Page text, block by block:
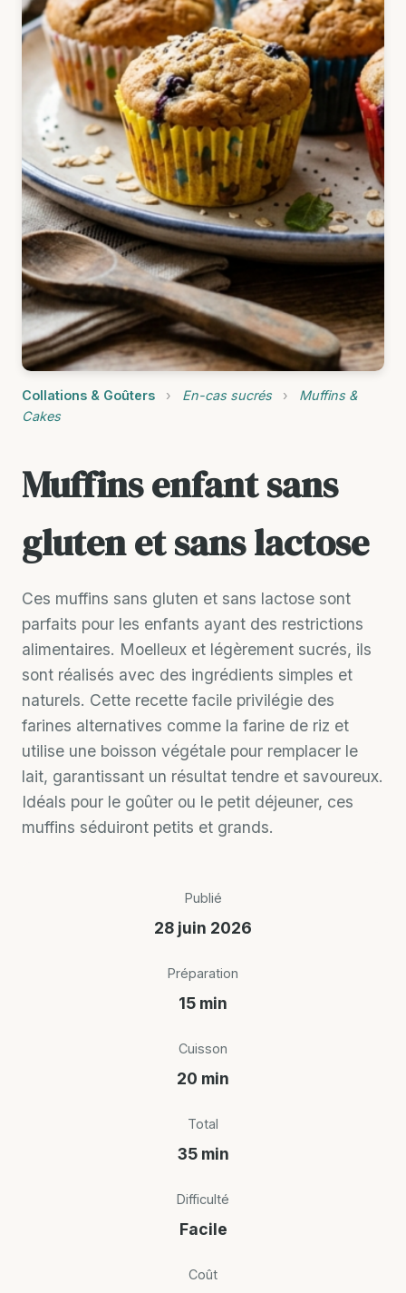
Collations & Goûters › En-cas sucrés ›
Muffins &
Cakes
Muffins enfant sans
gluten et sans lactose
Ces muffins sans gluten et sans lactose sont
parfaits pour les enfants ayant des restrictions
alimentaires. Moelleux et légèrement sucrés, ils
sont réalisés avec des ingrédients simples et
naturels. Cette recette facile privilégie des
farines alternatives comme la farine de riz et
utilise une boisson végétale pour remplacer le
lait, garantissant un résultat tendre et savoureux.
Idéals pour le goûter ou le petit déjeuner, ces
muffins séduiront petits et grands.
Publié
28 juin 2026
Préparation
15 min
Cuisson
20 min
Total
35 min
Difficulté
Facile
Coût